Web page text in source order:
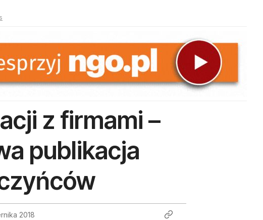
z firmami –
publikacja
2018